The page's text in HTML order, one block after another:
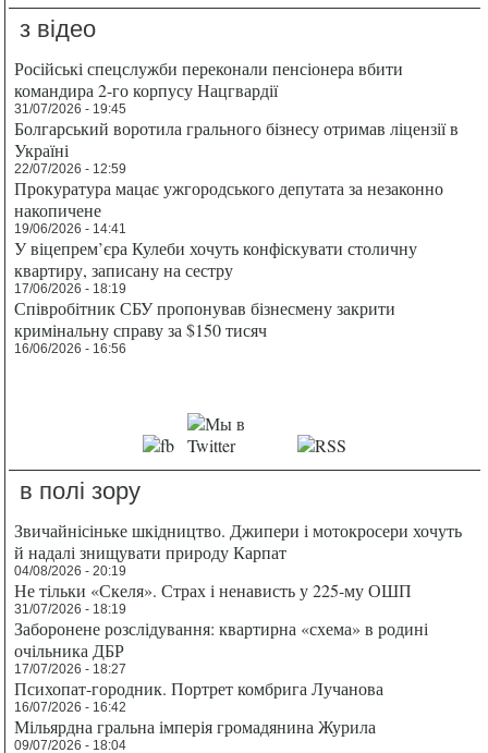
з відео
Російські спецслужби переконали пенсіонера вбити
командира 2-го корпусу Нацгвардії
31/07/2026 - 19:45
Болгарський воротила грального бізнесу отримав ліцензії в
Україні
22/07/2026 - 12:59
Прокуратура мацає ужгородського депутата за незаконно
накопичене
19/06/2026 - 14:41
У віцепрем’єра Кулеби хочуть конфіскувати столичну
квартиру, записану на сестру
17/06/2026 - 18:19
Співробітник СБУ пропонував бізнесмену закрити
кримінальну справу за $150 тисяч
16/06/2026 - 16:56
в полі зору
Звичайнісіньке шкідництво. Джипери і мотокросери хочуть
й надалі знищувати природу Карпат
04/08/2026 - 20:19
Не тільки «Скеля». Страх і ненависть у 225-му ОШП
31/07/2026 - 18:19
Заборонене розслідування: квартирна «схема» в родині
очільника ДБР
17/07/2026 - 18:27
Психопат-городник. Портрет комбрига Лучанова
16/07/2026 - 16:42
Мільярдна гральна імперія громадянина Журила
09/07/2026 - 18:04